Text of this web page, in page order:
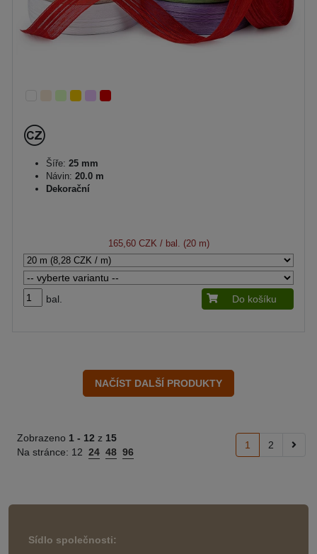
Šíře: 25 mm
Návin: 20.0 m
Dekorační
165,60 CZK / bal. (20 m)
bal. Do košíku
Zobrazeno 1 - 12 z 15
Na stránce: 12 24 48 96
1 2
Sídlo společnosti: